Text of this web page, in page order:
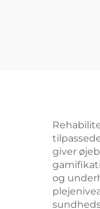
giver
og